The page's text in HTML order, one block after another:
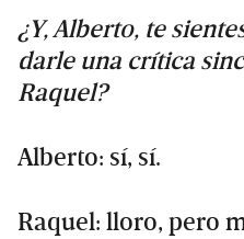
¿Y, Alberto, te
darle una crítica
Raquel?
Alberto: sí, sí.
Raquel: lloro, pero